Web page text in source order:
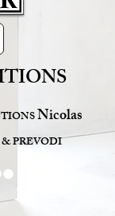
Nicolas
PREVODI